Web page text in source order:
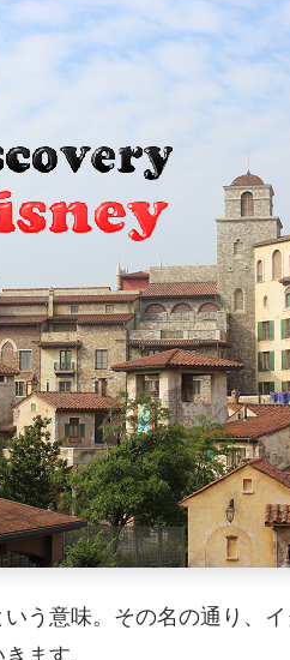
いう意味。その名の通り、
ます。